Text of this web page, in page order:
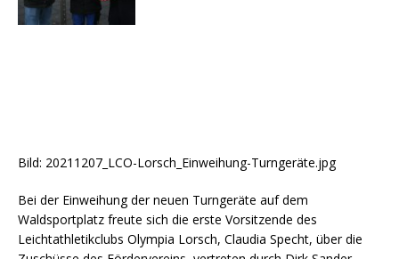
Bild: 20211207_LCO-Lorsch_Einweihung-Turngeräte.jpg
Bei der Einweihung der neuen Turngeräte auf dem
Waldsportplatz freute sich die erste Vorsitzende des
Leichtathletikclubs Olympia Lorsch, Claudia Specht, über die